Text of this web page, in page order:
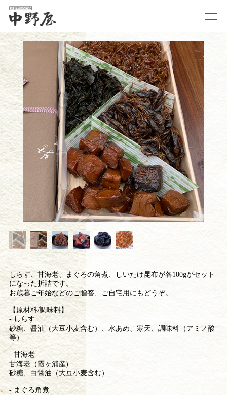
しらす、甘海老、まぐろの角煮、しいたけ昆布が各100gがセット
になった折詰です。
お歳暮ご年始などのご贈答、ご自宅用にもどうぞ。
【原材料/調味料】
- しらす
砂糖、醤油（大豆小麦含む）、水あめ、寒天、調味料（アミノ酸
等）
- 甘海老
甘海老（霞ヶ浦産)
砂糖、白醤油（大豆小麦含む）
- まぐろ角煮